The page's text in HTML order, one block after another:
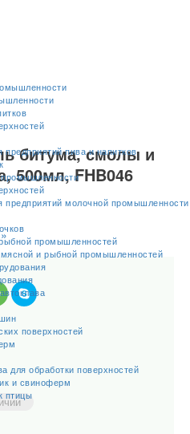
пива и напитков
молочной промышленности
промышленностей
и рыбной промышленностей
поверхностей
обработки поверхностей
и свиноферм
птицы
битума, смолы и
500мл, FHB046